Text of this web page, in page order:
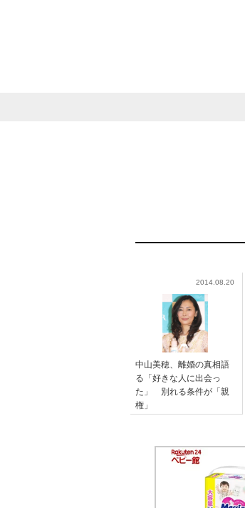
2014.08.20
中山美穂、離婚の真相語
る「好きな人に出会っ
た」 別れる条件が「親
権」